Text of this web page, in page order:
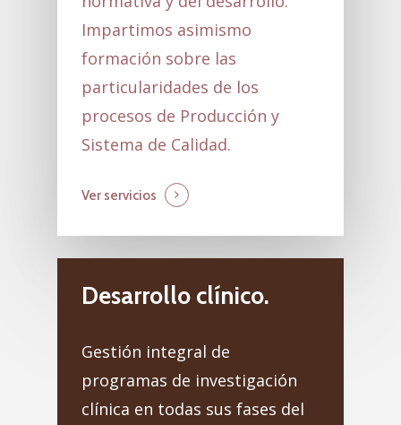
Impartimos asimismo
formación sobre las
particularidades de los
procesos de Producción y
Sistema de Calidad.
Ver servicios
Desarrollo clínico.
Gestión integral de
programas de investigación
clínica en todas sus fases del